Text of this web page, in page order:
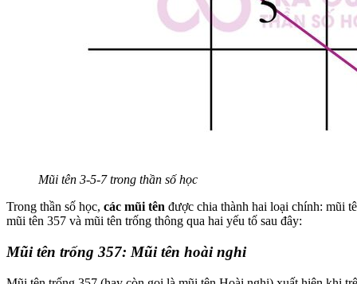
Mũi tên 3-5-7 trong thần số học
Trong thần số học, các mũi tên được chia thành hai loại chính: mũi
mũi tên 357 và mũi tên trống thông qua hai yếu tố sau đây:
Mũi tên trống 357: Mũi tên hoài nghi